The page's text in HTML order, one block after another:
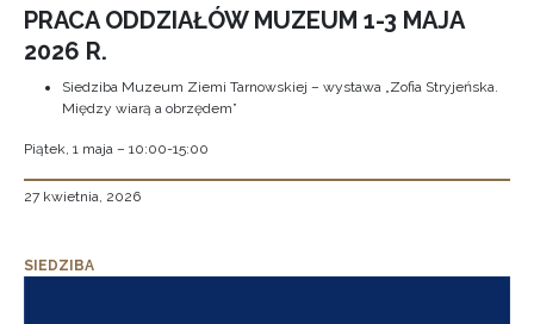
PRACA ODDZIAŁÓW MUZEUM 1-3 MAJA
2026 R.
Siedziba Muzeum Ziemi Tarnowskiej – wystawa „Zofia Stryjeńska.
Między wiarą a obrzędem”
Piątek, 1 maja – 10:00-15:00
27 kwietnia, 2026
SIEDZIBA